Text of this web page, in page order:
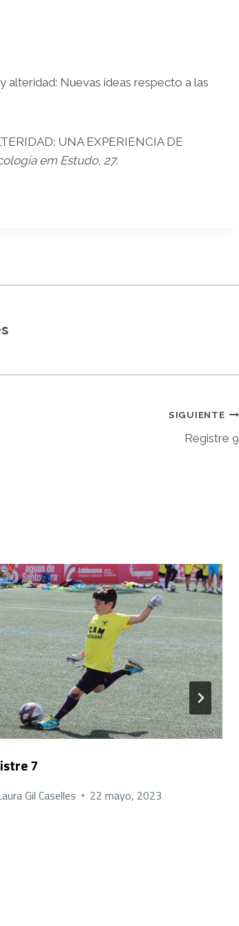
alteridad: Nuevas ideas respecto a las
UNA EXPERIENCIA DE
em Estudo, 27.
SIGUIENTE
Registre 9
7
Gil Caselles 22 mayo, 2023